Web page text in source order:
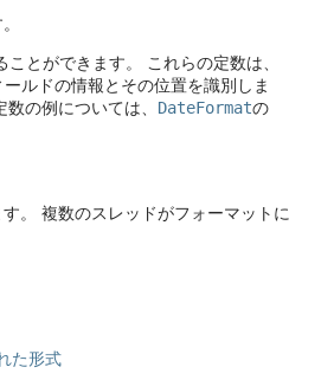
とができます。
これらの定数は、
ルドの情報とその位置を識別しま
数の例については、 DateFormatの
。
複数のスレッドがフォーマットに
た形式